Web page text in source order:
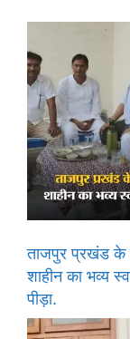
ताजपुर प्रखंड के
शाहीन का भव्य
पीड़ा.